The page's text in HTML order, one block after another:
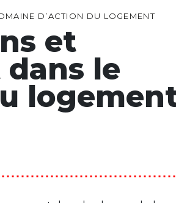
D’ACTION DU LOGEMENT
et
le